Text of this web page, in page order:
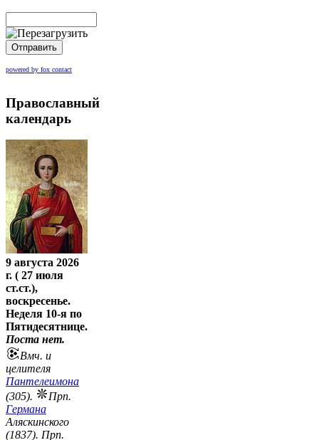
Отправить
powered by fox contact
Православный
календарь
9 августа 2026
г. ( 27 июля
ст.ст.),
воскресенье.
Неделя 10-я по
Пятидесятнице.
Поста нет.
Вмч. и
целителя
Пантелеимона
(305).
Прп.
Германа
Аляскинского
(1837). Прп.